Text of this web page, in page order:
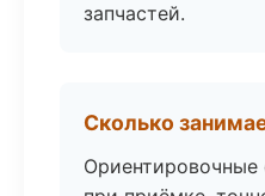
запчастей.
Сколько